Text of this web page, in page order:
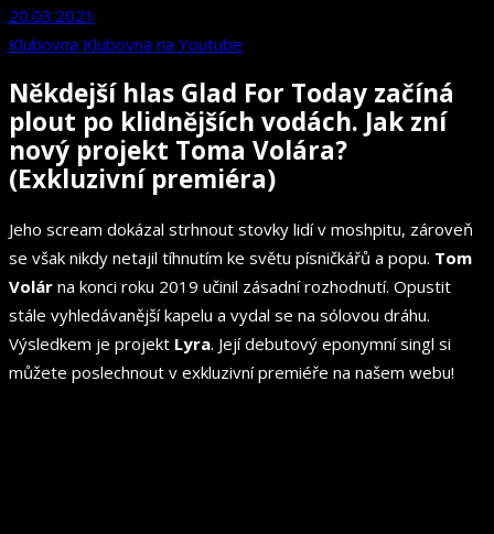
20.03.2021
Klubovna Klubovna na Youtube
Někdejší hlas Glad For Today začíná
plout po klidnějších vodách. Jak zní
nový projekt Toma Volára?
(Exkluzivní premiéra)
Jeho scream dokázal strhnout stovky lidí v moshpitu, zároveň
se však nikdy netajil tíhnutím ke světu písničkářů a popu. Tom
Volár na konci roku 2019 učinil zásadní rozhodnutí. Opustit
stále vyhledávanější kapelu a vydal se na sólovou dráhu.
Výsledkem je projekt Lyra. Její debutový eponymní singl si
můžete poslechnout v exkluzivní premiéře na našem webu!